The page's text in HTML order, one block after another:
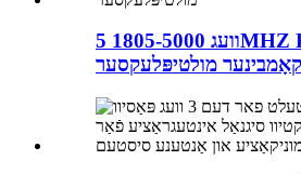
5 וועג 1805-5000MHZ RF מאַכט
קאָמבינער מולטיפּלעקסער